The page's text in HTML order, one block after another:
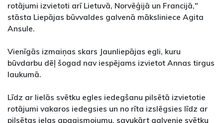
rotājumi izvietoti arī Lietuvā, Norvēģijā un Francijā,"
stāsta Liepājas būvvaldes galvenā māksliniece Agita
Ansule.
Vienīgās izmaiņas skars Jaunliepājas egli, kuru
būvdarbu dēļ šogad nav iespējams izvietot Annas tirgus
laukumā.
Līdz ar lielās svētku egles iedegšanu pilsētā izvietotie
rotājumi vakaros iedegsies un no rīta izslēgsies līdz ar
pilsētas ielas apgaismojumu, savukārt galvenie svētku